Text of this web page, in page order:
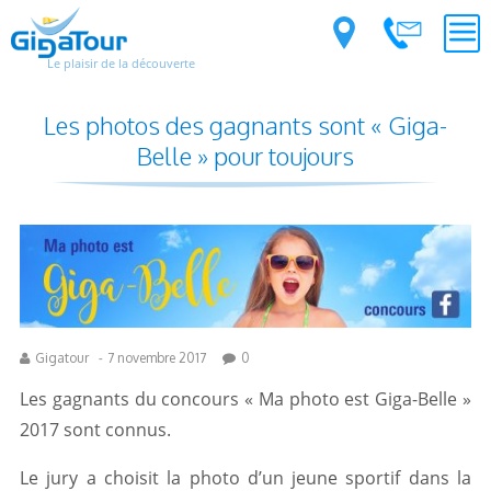
Le plaisir de la découverte
Les photos des gagnants sont « Giga-
Belle » pour toujours
Gigatour - 7 novembre 2017 0
Les gagnants du concours « Ma photo est Giga-Belle »
2017 sont connus.
Le jury a choisit la photo d’un jeune sportif dans la